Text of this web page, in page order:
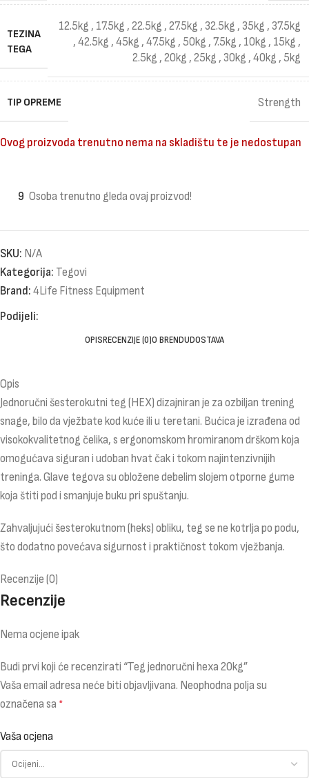
TEZINA
TEGA
12.5kg , 17.5kg , 22.5kg , 27.5kg , 32.5kg , 35kg , 37.5kg
, 42.5kg , 45kg , 47.5kg , 50kg , 7.5kg , 10kg , 15kg ,
2.5kg , 20kg , 25kg , 30kg , 40kg , 5kg
TIP OPREME Strength
Ovog proizvoda trenutno nema na skladištu te je nedostupan
9 Osoba trenutno gleda ovaj proizvod!
SKU: N/A
Kategorija: Tegovi
Brand: 4Life Fitness Equipment
Podijeli:
OPISRECENZIJE (0)O BRENDUDOSTAVA
Opis
Jednoručni šesterokutni teg (HEX) dizajniran je za ozbiljan trening
snage, bilo da vježbate kod kuće ili u teretani. Bućica je izrađena od
visokokvalitetnog čelika, s ergonomskom hromiranom drškom koja
omogućava siguran i udoban hvat čak i tokom najintenzivnijih
treninga. Glave tegova su obložene debelim slojem otporne gume
koja štiti pod i smanjuje buku pri spuštanju.
Zahvaljujući šesterokutnom (heks) obliku, teg se ne kotrlja po podu,
što dodatno povećava sigurnost i praktičnost tokom vježbanja.
Recenzije (0)
Recenzije
Nema ocjene ipak
Budi prvi koji će recenzirati “Teg jednoručni hexa 20kg”
Vaša email adresa neće biti objavljivana. Neophodna polja su
označena sa *
Vaša ocjena